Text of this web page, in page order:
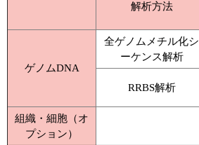
解析方法
ゲノムDNA
全ゲノムメチル化シ
ーケンス解析
RRBS解析
組織・細胞（オ
プション）